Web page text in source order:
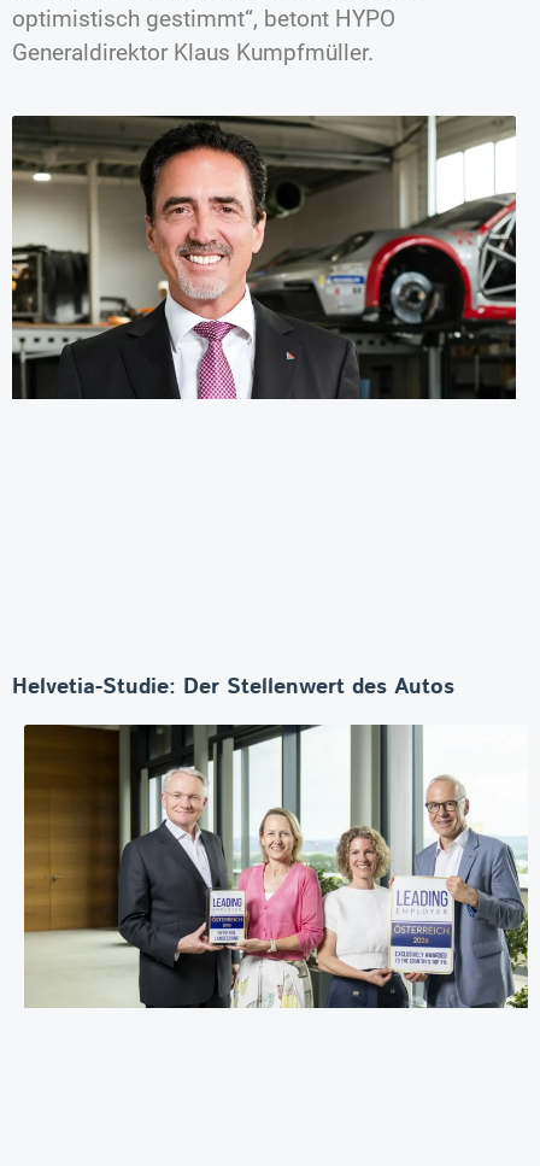
optimistisch gestimmt“, betont HYPO
Generaldirektor Klaus Kumpfmüller.
Helvetia-Studie: Der Stellenwert des Autos